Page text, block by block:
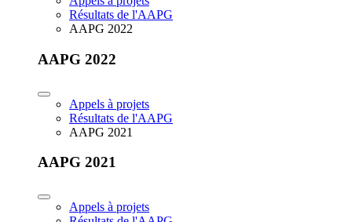
Résultats de l'AAPG
AAPG 2022
AAPG 2022
Appels à projets
Résultats de l'AAPG
AAPG 2021
AAPG 2021
Appels à projets